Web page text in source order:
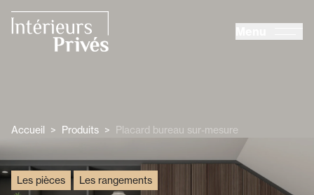
Accueil > Produits > Placard bureau sur-mesure
Les pièces Les rangements